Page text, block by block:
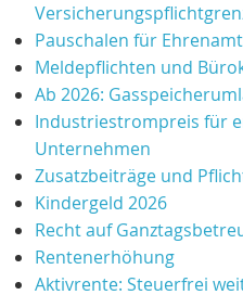
Pauschalen für
Meldepflichten und
Ab 2026:
Industriestrompreis für
Unternehmen
Zusatzbeiträge und
Kindergeld 2026
Recht auf
Rentenerhöhung
Aktivrente: Steuerfrei